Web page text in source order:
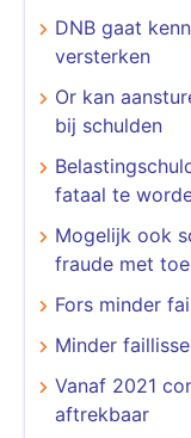
DNB gaat
versterken
Or kan
bij schulden
fataal te
Mogelijk ook
fraude met
Fors minder
Minder
Vanaf 2021
aftrekbaar